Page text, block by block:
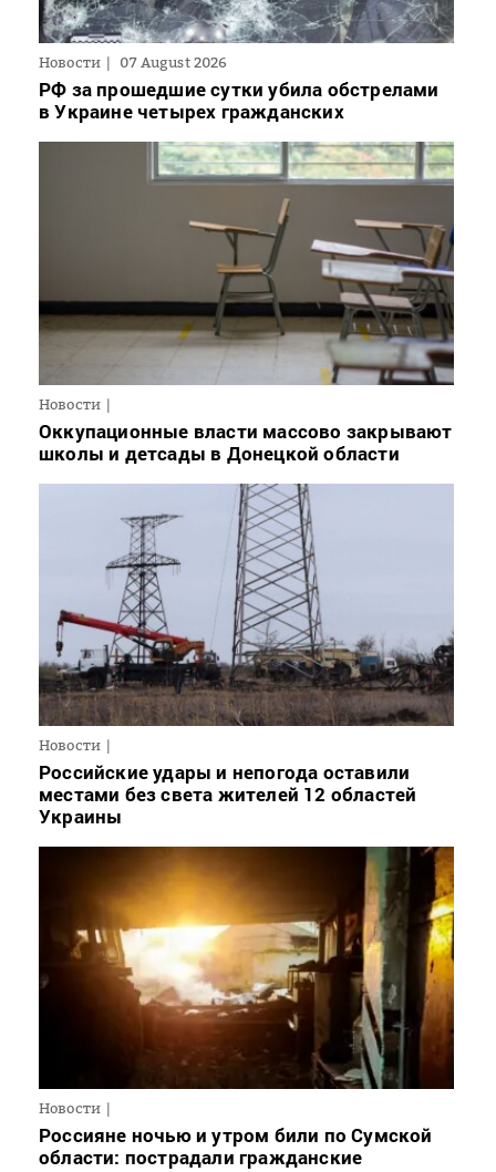
Новости 07 August 2026
РФ за прошедшие сутки убила обстрелами
в Украине четырех гражданских
Новости
Оккупационные власти массово закрывают
школы и детсады в Донецкой области
Новости
Российские удары и непогода оставили
местами без света жителей 12 областей
Украины
Новости
Россияне ночью и утром били по Сумской
области: пострадали гражданские